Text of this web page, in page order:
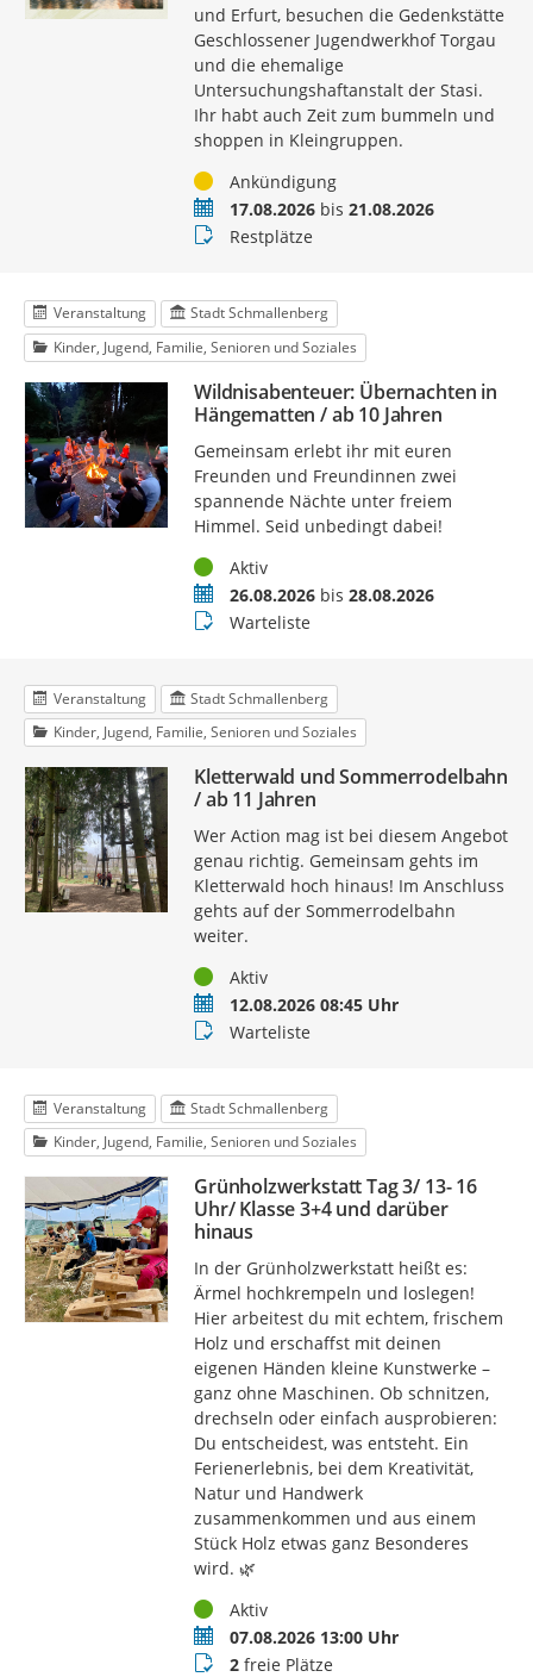
und Erfurt, besuchen die Gedenkstätte
Geschlossener Jugendwerkhof Torgau
und die ehemalige
Untersuchungshaftanstalt der Stasi.
Ihr habt auch Zeit zum bummeln und
shoppen in Kleingruppen.
StatusAnkündigung
Termin17.08.2026bis 21.08.2026
Buchungsstatus
Restplätze
Veranstaltung
Stadt Schmallenberg
Kinder, Jugend, Familie, Senioren und Soziales
Wildnisabenteuer: Übernachten in
Hängematten / ab 10 Jahren
Gemeinsam erlebt ihr mit euren
Freunden und Freundinnen zwei
spannende Nächte unter freiem
Himmel. Seid unbedingt dabei!
StatusAktiv
Termin26.08.2026bis 28.08.2026
Buchungsstatus
Warteliste
Veranstaltung
Stadt Schmallenberg
Kinder, Jugend, Familie, Senioren und Soziales
Kletterwald und Sommerrodelbahn
/ ab 11 Jahren
Wer Action mag ist bei diesem Angebot
genau richtig. Gemeinsam gehts im
Kletterwald hoch hinaus! Im Anschluss
gehts auf der Sommerrodelbahn
weiter.
StatusAktiv
Termin12.08.2026 08:45 Uhr
Buchungsstatus
Warteliste
Veranstaltung
Stadt Schmallenberg
Kinder, Jugend, Familie, Senioren und Soziales
Grünholzwerkstatt Tag 3/ 13- 16
Uhr/ Klasse 3+4 und darüber
hinaus
In der Grünholzwerkstatt heißt es:
Ärmel hochkrempeln und loslegen!
Hier arbeitest du mit echtem, frischem
Holz und erschaffst mit deinen
eigenen Händen kleine Kunstwerke –
ganz ohne Maschinen. Ob schnitzen,
drechseln oder einfach ausprobieren:
Du entscheidest, was entsteht. Ein
Ferienerlebnis, bei dem Kreativität,
Natur und Handwerk
zusammenkommen und aus einem
Stück Holz etwas ganz Besonderes
wird. 🌿
StatusAktiv
Termin07.08.2026 13:00 Uhr
Buchungsstatus
2freie Plätze